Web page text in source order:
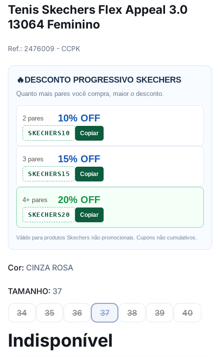
Tenis Skechers Flex Appeal 3.0
13064 Feminino
Ref.: 2476009 - CCPK
🔥DESCONTO PROGRESSIVO SKECHERS
Quanto mais pares você compra, maior o desconto.
2 pares 10% OFF
SKECHERS10 Copiar
3 pares 15% OFF
SKECHERS15 Copiar
4+ pares 20% OFF
SKECHERS20 Copiar
Válido para produtos Skechers não promocionais. Cupons não cumulativos.
Cor: CINZA ROSA
TAMANHO: 37
34 35 36 37 38 39 40
Indisponível